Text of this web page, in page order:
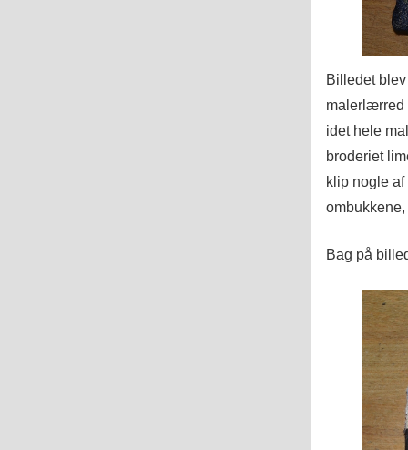
Billedet
malerlærred
idet hele
broderiet
klip nogle
Bag på